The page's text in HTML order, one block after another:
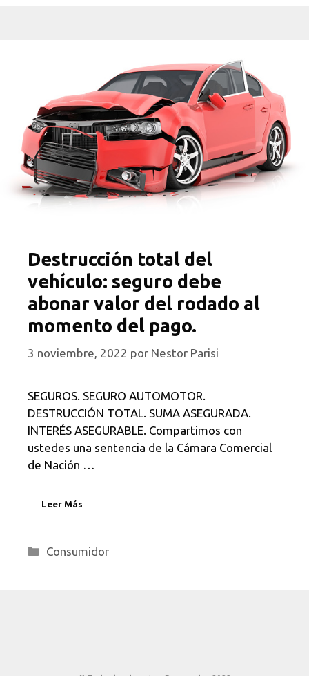
Destrucción total del
vehículo: seguro debe
abonar valor del rodado al
momento del pago.
3 noviembre, 2022 por Nestor Parisi
SEGUROS. SEGURO AUTOMOTOR.
DESTRUCCIÓN TOTAL. SUMA ASEGURADA.
INTERÉS ASEGURABLE. Compartimos con
ustedes una sentencia de la Cámara Comercial
de Nación …
Leer Más
Categorías
Consumidor